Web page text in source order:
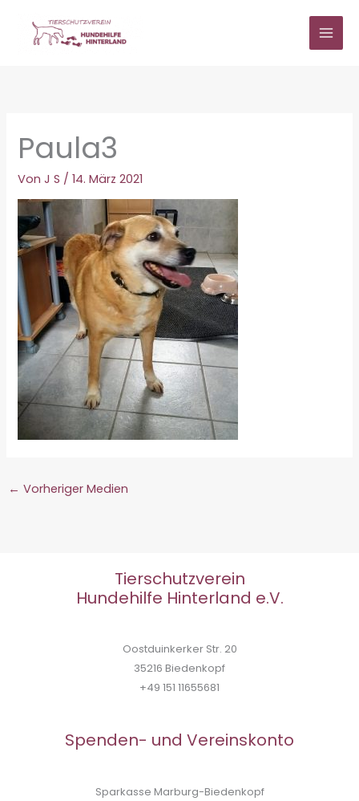
springen
Paula3
VonJ S /14. März 2021
← Vorheriger Medien
Tierschutzverein
Hundehilfe Hinterland e.V.
Oostduinkerker Str. 20
35216 Biedenkopf
+49 151 11655681
Spenden- und Vereinskonto
Sparkasse Marburg-Biedenkopf